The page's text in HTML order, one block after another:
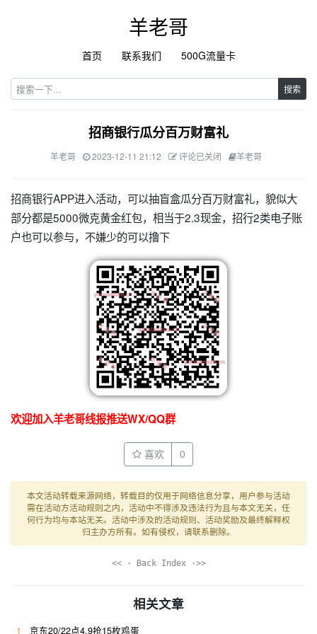
羊老哥
首页 联系我们 500G流量卡
搜索
招商银行瓜分百万财富礼
羊老哥 2023-12-11 21:12 评论已关闭 羊老哥
招商银行APP进入活动，可以抽盲盒瓜分百万财富礼，貌似大
部分都是5000微克黄金红包，相当于2.3现金，招行2类电子账
户也可以参与，不嫌少的可以撸下
欢迎加入羊老哥线报推送WX/QQ群
喜欢 0
本文活动转载来源网络，转载目的仅用于网络信息分享，用户参与活动
需在活动方活动规则之内，活动中不得涉及违法行为且与本文无关，任
何行为均与本站无关。活动中涉及的活动规则、活动奖励及最终解释权
归主办方所有。如有侵权，请联系删除。
<< · Back Index ·>>
相关文章
1 京东20/22点4.9抢15枚鸡蛋